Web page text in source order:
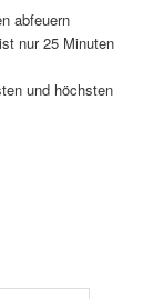
abfeuern
nur 25 Minuten
und höchsten